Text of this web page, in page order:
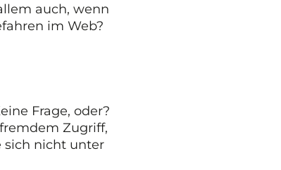
auch, wenn
im Web?
Frage, oder?
Zugriff,
sich nicht unter